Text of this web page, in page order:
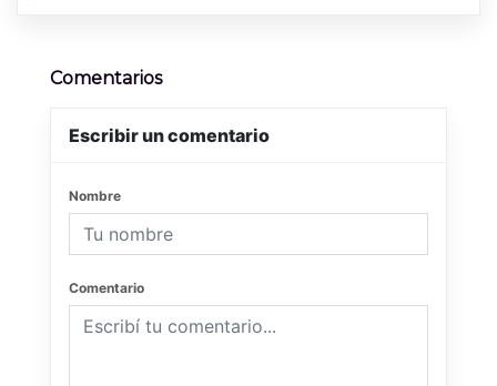
Comentarios
Escribir un comentario
Nombre
Comentario